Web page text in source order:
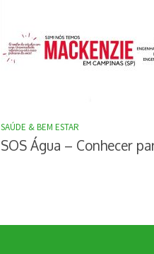
SAÚDE & BEM ESTAR
SOS Água – Conhecer